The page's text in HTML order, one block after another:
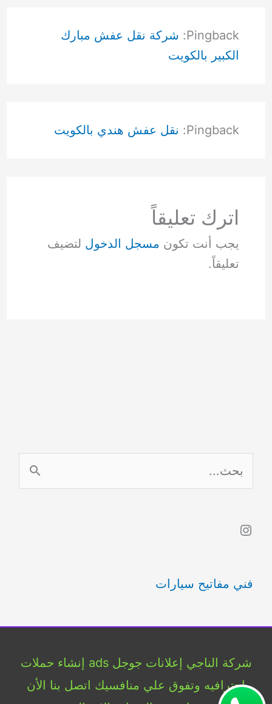
Pingback: شركة نقل عفش مبارك
الكبير بالكويت
Pingback: نقل عفش هندي بالكويت
اترك تعليقاً
يجب أنت تكون مسجل الدخول لتضيف
تعليقاً.
ل
ح
ع
Instagram
فني مفاتيح سيارات
شركة الناجي إعلانات جوجل ads إنشاء حملات
إحترافيه وتفوق علي منافسيك اتصل بنا الأن